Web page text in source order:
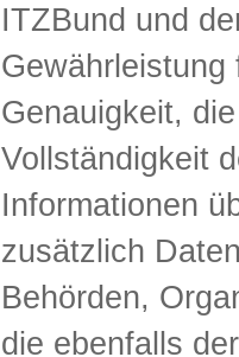
ITZBund und
Genauigkeit,
Vollständigkeit
Informationen
zusätzlich
Behörden,
die ebenfalls